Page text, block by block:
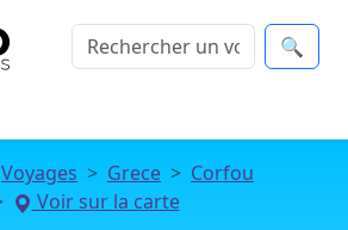
🔍
Voyages Grece
Corfou
Voir sur la carte